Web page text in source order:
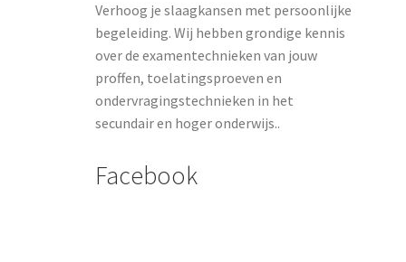
Verhoog je slaagkansen met persoonlijke
begeleiding. Wij hebben grondige kennis
over de examentechnieken van jouw
proffen, toelatingsproeven en
ondervragingstechnieken in het
secundair en hoger onderwijs..
Facebook